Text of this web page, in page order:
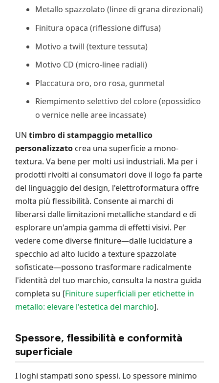
Metallo spazzolato (linee di grana direzionali)
Finitura opaca (riflessione diffusa)
Motivo a twill (texture tessuta)
Motivo CD (micro-linee radiali)
Placcatura oro, oro rosa, gunmetal
Riempimento selettivo del colore (epossidico
o vernice nelle aree incassate)
UN timbro di stampaggio metallico
personalizzato crea una superficie a mono-
textura. Va bene per molti usi industriali. Ma per i
prodotti rivolti ai consumatori dove il logo fa parte
del linguaggio del design, l'elettroformatura offre
molta più flessibilità. Consente ai marchi di
liberarsi dalle limitazioni metalliche standard e di
esplorare un'ampia gamma di effetti visivi. Per
vedere come diverse finiture—dalle lucidature a
specchio ad alto lucido a texture spazzolate
sofisticate—possono trasformare radicalmente
l'identità del tuo marchio, consulta la nostra guida
completa su [Finiture superficiali per etichette in
metallo: elevare l'estetica del marchio].
Spessore, flessibilità e conformità
superficiale
I loghi stampati sono spessi. Lo spessore minimo